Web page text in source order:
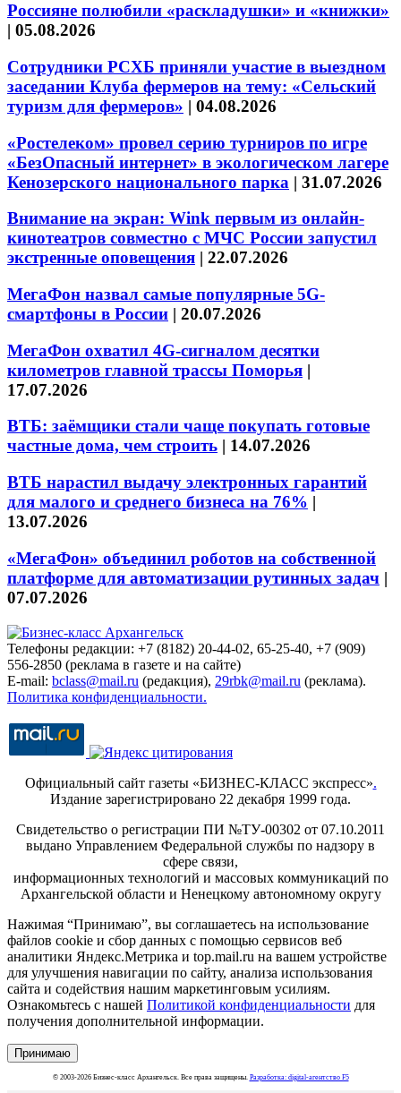
Россияне полюбили «раскладушки» и «книжки»
| 05.08.2026
Сотрудники РСХБ приняли участие в выездном
заседании Клуба фермеров на тему: «Сельский
туризм для фермеров» | 04.08.2026
«Ростелеком» провел серию турниров по игре
«БезОпасный интернет» в экологическом лагере
Кенозерского национального парка | 31.07.2026
Внимание на экран: Wink первым из онлайн-
кинотеатров совместно с МЧС России запустил
экстренные оповещения | 22.07.2026
МегаФон назвал самые популярные 5G-
смартфоны в России | 20.07.2026
МегаФон охватил 4G-сигналом десятки
километров главной трассы Поморья |
17.07.2026
ВТБ: заёмщики стали чаще покупать готовые
частные дома, чем строить | 14.07.2026
ВТБ нарастил выдачу электронных гарантий
для малого и среднего бизнеса на 76% |
13.07.2026
«МегаФон» объединил роботов на собственной
платформе для автоматизации рутинных задач |
07.07.2026
Телефоны редакции: +7 (8182) 20-44-02, 65-25-40, +7 (909)
556-2850 (реклама в газете и на сайте)
E-mail: bclass@mail.ru (редакция), 29rbk@mail.ru (реклама).
Политика конфиденциальности.
Официальный сайт газеты «БИЗНЕС-КЛАСС экспресс».
Издание зарегистрировано 22 декабря 1999 года.
Свидетельство о регистрации ПИ №ТУ-00302 от 07.10.2011
выдано Управлением Федеральной службы по надзору в
сфере связи,
информационных технологий и массовых коммуникаций по
Архангельской области и Ненецкому автономному округу
Нажимая “Принимаю”, вы соглашаетесь на использование
файлов cookie и сбор данных с помощью сервисов веб
аналитики Яндекс.Метрика и top.mail.ru на вашем устройстве
для улучшения навигации по сайту, анализа использования
сайта и содействия нашим маркетинговым усилиям.
Ознакомьтесь с нашей Политикой конфиденциальности для
получения дополнительной информации.
Принимаю
© 2003-2026 Бизнес-класс Архангельск. Все права защищены. Разработка: digital-агентство F5